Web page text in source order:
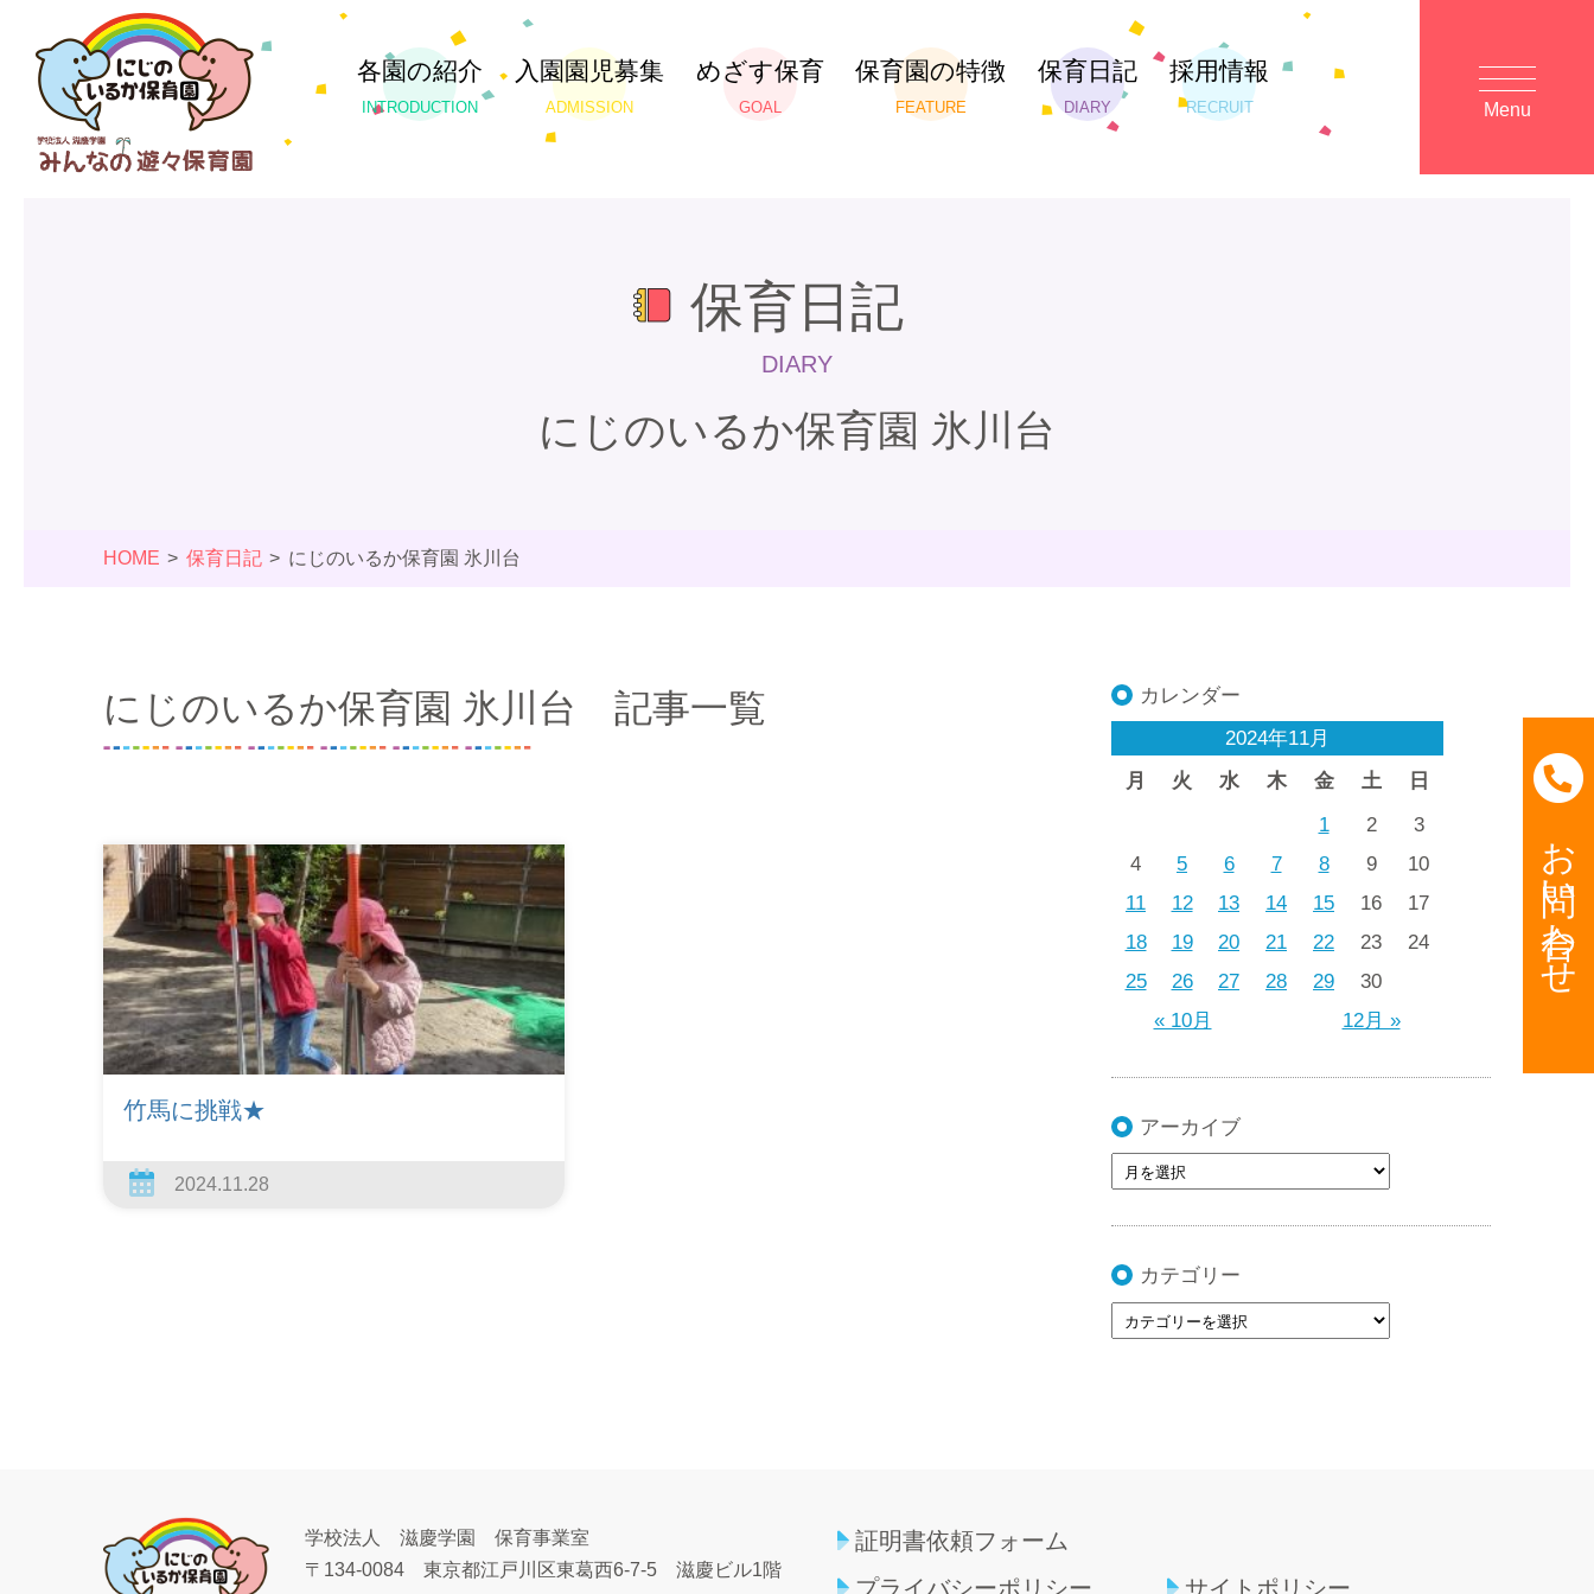
各園の紹介
INTRODUCTION
入園園児募集
ADMISSION
めざす保育
GOAL
保育園の特徴
FEATURE
保育日記
DIARY
採用情報
RECRUIT Menu
保育日記
DIARY
にじのいるか保育園 氷川台
HOME 保育日記 にじのいるか保育園 氷川台
にじのいるか保育園 氷川台 記事一覧
竹馬に挑戦★
2024.11.28
カレンダー
2024年11月
月
火 水 木 金 土 日
« 10月 12月 »
1 2
3
4
5 6 7 8 9
10
11
12 13 14 15 16
17
18
19 20 21 22 23
24
25
26 27 28 29 30
アーカイブ
カテゴリー
お問い合わせ
学校法人 滋慶学園 保育事業室
〒134-0084 東京都江戸川区東葛西6-7-5 滋慶ビル1階
証明書依頼フォーム
プライバシーポリシー
サイトポリシー